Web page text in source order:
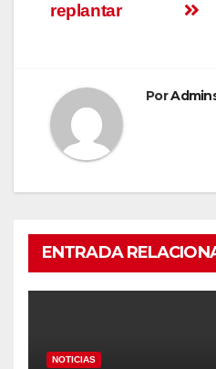
replantar
Por
ENTRADA
NOTICIAS